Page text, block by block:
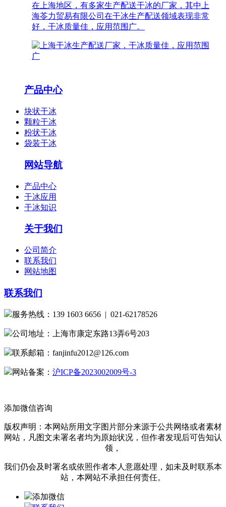
在上海地区，有多家生产配送干冰的厂家，其中上
海苓力贸易有限公司在干冰生产配送领域表现非常
好，干冰质量佳，应用范围广。
产品中心
块状干冰
颗粒干冰
粉状干冰
袋装干冰
网站导航
产品中心
干冰应用
干冰知识
关于我们
公司简介
联系我们
网站地图
联系我们
服务热线：139 1603 6656 | 021-62178526
公司地址：上海市康定东路13弄6号203
联系邮箱：fanjinfu2012@126.com
网站备案： 沪ICP备2023002009号-3
添加微信咨询
版权声明：本网站所用文字图片部分来源于公共网络或者素材
网站，凡图文未署名者均为原始状况，但作者发现后可告知认
领，
我们仍会及时署名或依照作者本人意愿处理，如未及时联系本
站，本网站不承担任何责任。
添加微信